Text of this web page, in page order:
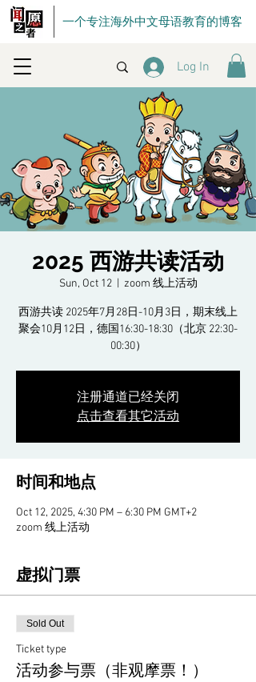
一个专注海外中文母语教育的博客
Log In
2025 西游共读活动
Sun, Oct 12
  |
zoom 线上活动
西游共读 2025年7月28日-10月3日，期末线上
聚会10月12日，德国16:30-18:30（北京 22:30-
00:30）
注册通道已经关闭
点击查看其它活动
时间和地点
Oct 12, 2025, 4:30 PM – 6:30 PM GMT+2
zoom 线上活动
虚拟门票
Sold Out
Ticket type
活动参与票（非观摩票！）